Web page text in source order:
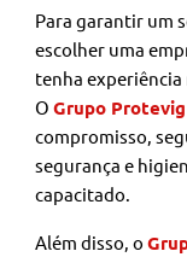
Para garantir um
escolher uma
tenha experiência
OGrupo Protevig
compromisso,
segurança e
capacitado.
Além disso, o